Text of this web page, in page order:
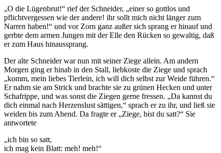
„O die Lügenbrut!“ rief der Schneider, „einer so gottlos und
pflichtvergessen wie der andere! ihr sollt mich nicht länger zum
Narren haben!“ und vor Zorn ganz außer sich sprang er hinauf und
gerbte dem armen Jungen mit der Elle den Rücken so gewaltig, daß
er zum Haus hinaussprang.
Der alte Schneider war nun mit seiner Ziege allein. Am andern
Morgen ging er hinab in den Stall, liebkoste die Ziege und sprach
„komm, mein liebes Tierlein, ich will dich selbst zur Weide führen.“
Er nahm sie am Strick und brachte sie zu grünen Hecken und unter
Schafrippe, und was sonst die Ziegen gerne fressen. „Da kannst du
dich einmal nach Herzenslust sättigen,“ sprach er zu ihr, und ließ sie
weiden bis zum Abend. Da fragte er „Ziege, bist du satt?“ Sie
antwortete
„ich bin so satt,
ich mag kein Blatt: meh! meh!“